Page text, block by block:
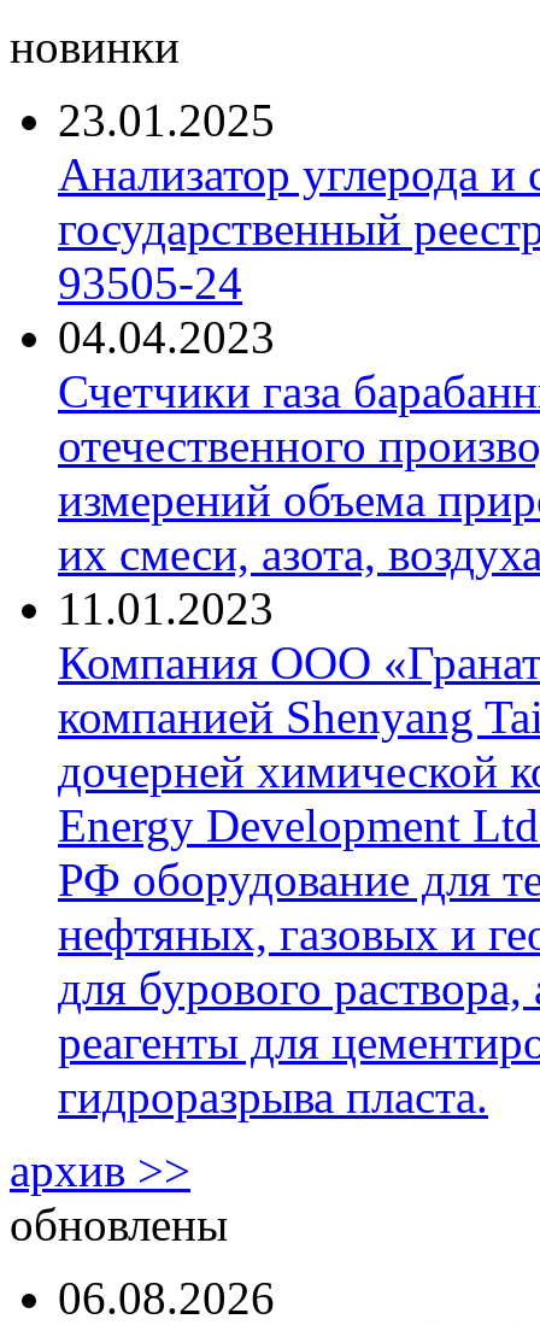
новинки
23.01.2025
Анализатор углерода
государственный
93505-24
04.04.2023
Счетчики газа
отечественного
измерений объема
их смеси, азота,
11.01.2023
Компания ООО
компанией Shenyang
дочерней химической
Energy Development
РФ оборудование для
нефтяных, газовых и
для бурового
реагенты для
гидроразрыва пласта.
архив >>
обновлены
06.08.2026